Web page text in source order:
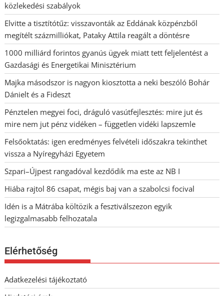
közlekedési szabályok
Elvitte a tisztítótűz: visszavonták az Eddának közpénzből
megítélt százmilliókat, Pataky Attila reagált a döntésre
1000 milliárd forintos gyanús ügyek miatt tett feljelentést a
Gazdasági és Energetikai Minisztérium
Majka másodszor is nagyon kiosztotta a neki beszóló Bohár
Dánielt és a Fideszt
Pénztelen megyei foci, dráguló vasútfejlesztés: mire jut és
mire nem jut pénz vidéken – független vidéki lapszemle
Felsőoktatás: igen eredményes felvételi időszakra tekinthet
vissza a Nyíregyházi Egyetem
Szpari–Újpest rangadóval kezdődik ma este az NB I
Hiába rajtol 86 csapat, mégis baj van a szabolcsi focival
Idén is a Mátrába költözik a fesztiválszezon egyik
legizgalmasabb felhozatala
Elérhetőség
Adatkezelési tájékoztató